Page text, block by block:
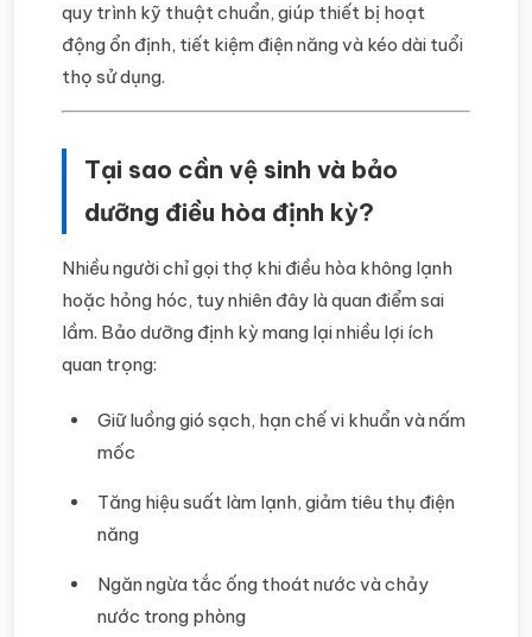
quy trình kỹ thuật chuẩn, giúp thiết bị hoạt
động ổn định, tiết kiệm điện năng và kéo dài tuổi
thọ sử dụng.
Tại sao cần vệ sinh và bảo
dưỡng điều hòa định kỳ?
Nhiều người chỉ gọi thợ khi điều hòa không lạnh
hoặc hỏng hóc, tuy nhiên đây là quan điểm sai
lầm. Bảo dưỡng định kỳ mang lại nhiều lợi ích
quan trọng:
Giữ luồng gió sạch, hạn chế vi khuẩn và nấm
mốc
Tăng hiệu suất làm lạnh, giảm tiêu thụ điện
năng
Ngăn ngừa tắc ống thoát nước và chảy
nước trong phòng